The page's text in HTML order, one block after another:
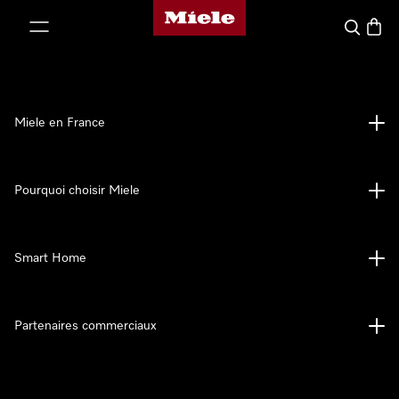
Page d'accueil Miele
Search
Miele en France
Pourquoi choisir Miele
Smart Home
Partenaires commerciaux